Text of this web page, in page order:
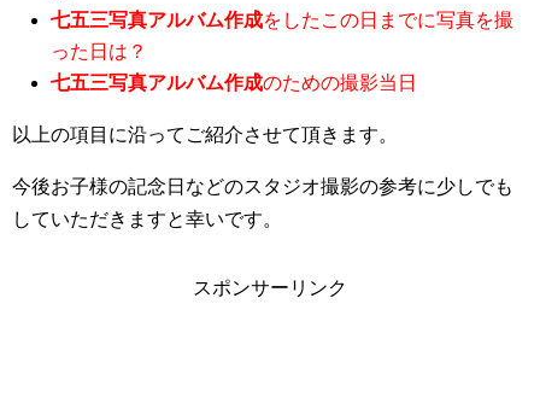
七五三写真アルバム作成をしたこの日までに写真を撮
った日は？
七五三写真アルバム作成のための撮影当日
以上の項目に沿ってご紹介させて頂きます。
今後お子様の記念日などのスタジオ撮影の参考に少しでも
していただきますと幸いです。
スポンサーリンク